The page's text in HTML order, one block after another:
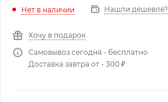
Нет в наличии Нашли дешевле?
Хочу в подарок
Самовывоз сегодня - бесплатно
Доставка завтра от - 300 ₽